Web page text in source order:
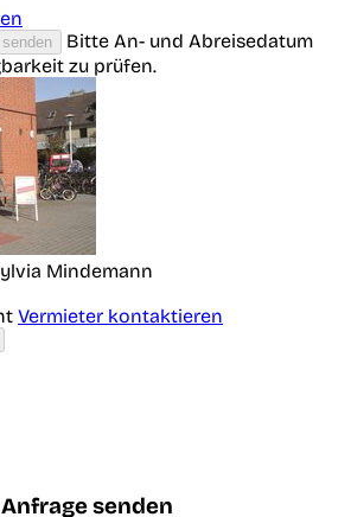
Bitte An- und Abreisedatum
zu prüfen.
Mindemann
Vermieter kontaktieren
senden